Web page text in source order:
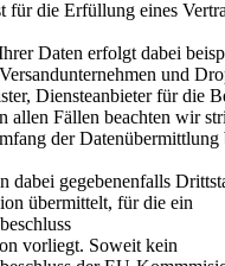
für die Erfüllung eines
Daten erfolgt dabei
und
Diensteanbieter für die
allen Fällen beachten wir
der Datenübermittlung
dabei gegebenenfalls
übermittelt, für die ein
vorliegt. Soweit kein